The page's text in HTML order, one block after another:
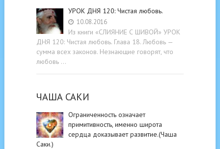
УРОК ДНЯ 120: Чистая любовь.
10.08.2016
Из книги «СЛИЯНИЕ С ШИВОЙ» УРОК
ДНЯ 120: Чистая любовь. Глава 18. Любовь —
сумма всех законов. Незнающие говорят, что
любовь …
ЧАША САКИ
Ограниченность означает
примитивность, именно широта
сердца доказывает развитие.(Чаша
Саки.)